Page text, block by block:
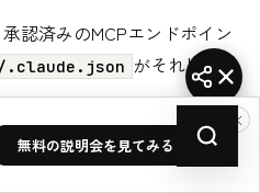
承認済みのMCPエンドポイン
.claude.json がそれ以外を
: ~/.claude.json
とプロ
ァイル整合性監視（FIM）を
×
無料の説明会を見てみる →